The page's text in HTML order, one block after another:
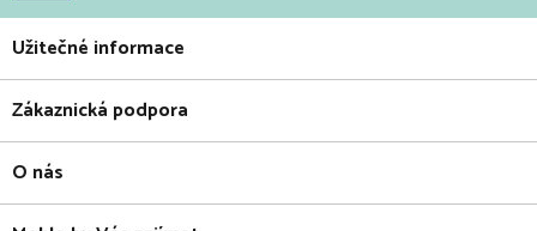
Užitečné informace
Zákaznická podpora
O nás